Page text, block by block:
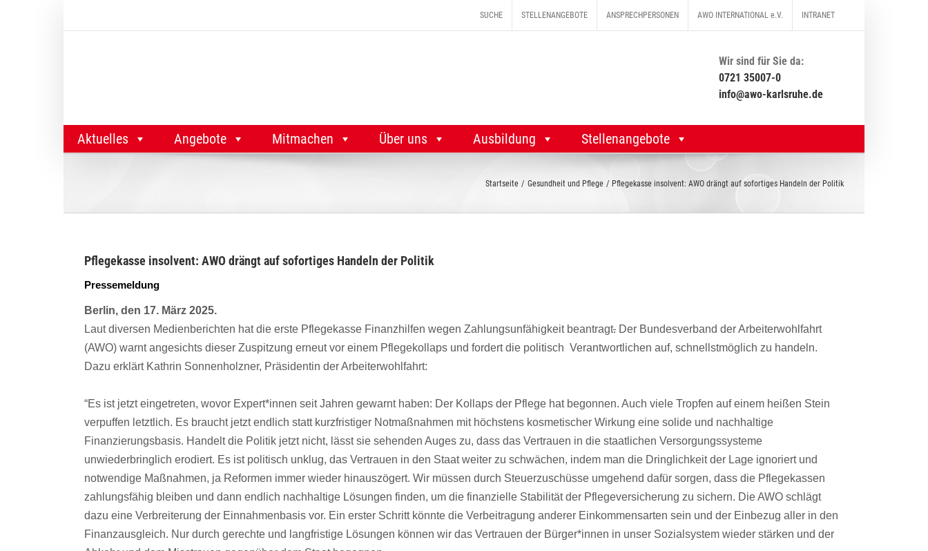
SUCHE STELLENANGEBOTE ANSPRECHPERSONEN AWO INTERNATIONAL e.V. INTRANET
Wir sind für Sie da:
0721 35007-0
info@awo-karlsruhe.de
Aktuelles Angebote Mitmachen Über uns Ausbildung Stellenangebote
Startseite Gesundheit und Pflege Pflegekasse insolvent: AWO drängt auf sofortiges Handeln der Politik
Pflegekasse insolvent: AWO drängt auf sofortiges Handeln der Politik
Pressemeldung
Berlin, den 17. März 2025.
Laut diversen Medienberichten hat die erste Pflegekasse Finanzhilfen wegen Zahlungsunfähigkeit beantragt. Der Bundesverband der Arbeiterwohlfahrt
(AWO) warnt angesichts dieser Zuspitzung erneut vor einem Pflegekollaps und fordert die politisch Verantwortlichen auf, schnellstmöglich zu handeln.
Dazu erklärt Kathrin Sonnenholzner, Präsidentin der Arbeiterwohlfahrt:
“Es ist jetzt eingetreten, wovor Expert*innen seit Jahren gewarnt haben: Der Kollaps der Pflege hat begonnen. Auch viele Tropfen auf einem heißen Stein
verpuffen letztlich. Es braucht jetzt endlich statt kurzfristiger Notmaßnahmen mit höchstens kosmetischer Wirkung eine solide und nachhaltige
Finanzierungsbasis. Handelt die Politik jetzt nicht, lässt sie sehenden Auges zu, dass das Vertrauen in die staatlichen Versorgungssysteme
unwiederbringlich erodiert. Es ist politisch unklug, das Vertrauen in den Staat weiter zu schwächen, indem man die Dringlichkeit der Lage ignoriert und
notwendige Maßnahmen, ja Reformen immer wieder hinauszögert. Wir müssen durch Steuerzuschüsse umgehend dafür sorgen, dass die Pflegekassen
zahlungsfähig bleiben und dann endlich nachhaltige Lösungen finden, um die finanzielle Stabilität der Pflegeversicherung zu sichern. Die AWO schlägt
dazu eine Verbreiterung der Einnahmenbasis vor. Ein erster Schritt könnte die Verbeitragung anderer Einkommensarten sein und der Einbezug aller in den
Finanzausgleich. Nur durch gerechte und langfristige Lösungen können wir das Vertrauen der Bürger*innen in unser Sozialsystem wieder stärken und der